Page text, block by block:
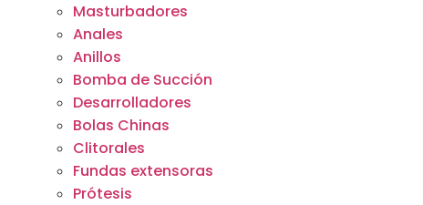
Masturbadores
Anales
Anillos
Bomba de Succión
Desarrolladores
Bolas Chinas
Clitorales
Fundas extensoras
Prótesis